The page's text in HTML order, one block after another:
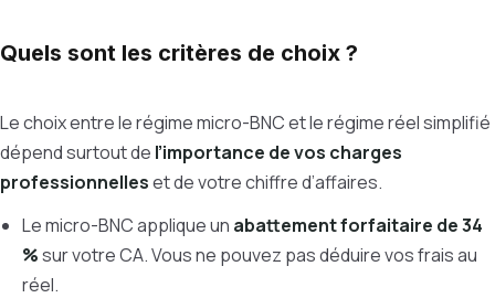
Quels sont les critères de choix ?
Le choix entre le régime micro-BNC et le régime réel simplifié
dépend surtout de l’importance de vos charges
professionnelleset de votre chiffre d’affaires.
Le micro-BNC applique un abattement forfaitaire de 34
%sur votre CA. Vous ne pouvez pas déduire vos frais au
réel.